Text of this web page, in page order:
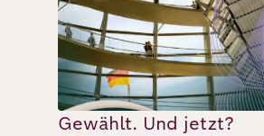
Gewählt. Und jetzt?